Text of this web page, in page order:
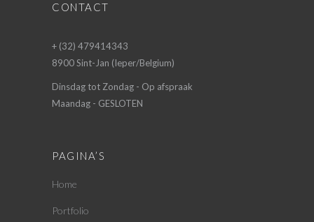
CONTACT
+ (32) 479414343
8900 Sint-Jan (Ieper/Belgium)
Dinsdag tot Zondag - Op afspraak
Maandag - GESLOTEN
PAGINA’S
Home
Portfolio